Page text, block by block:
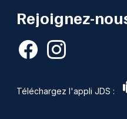
Rejoignez-
Téléchargez l'appli JDS :